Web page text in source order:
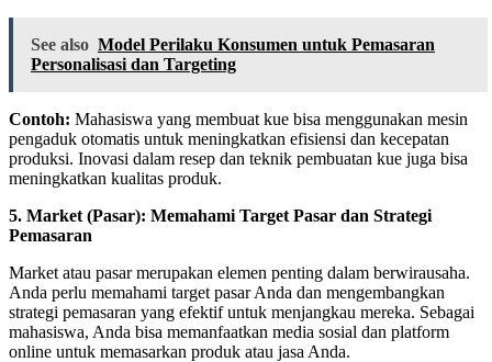
See also Model Perilaku Konsumen untuk Pemasaran
Personalisasi dan Targeting
Contoh: Mahasiswa yang membuat kue bisa menggunakan mesin
pengaduk otomatis untuk meningkatkan efisiensi dan kecepatan
produksi. Inovasi dalam resep dan teknik pembuatan kue juga bisa
meningkatkan kualitas produk.
5. Market (Pasar): Memahami Target Pasar dan Strategi
Pemasaran
Market atau pasar merupakan elemen penting dalam berwirausaha.
Anda perlu memahami target pasar Anda dan mengembangkan
strategi pemasaran yang efektif untuk menjangkau mereka. Sebagai
mahasiswa, Anda bisa memanfaatkan media sosial dan platform
online untuk memasarkan produk atau jasa Anda.